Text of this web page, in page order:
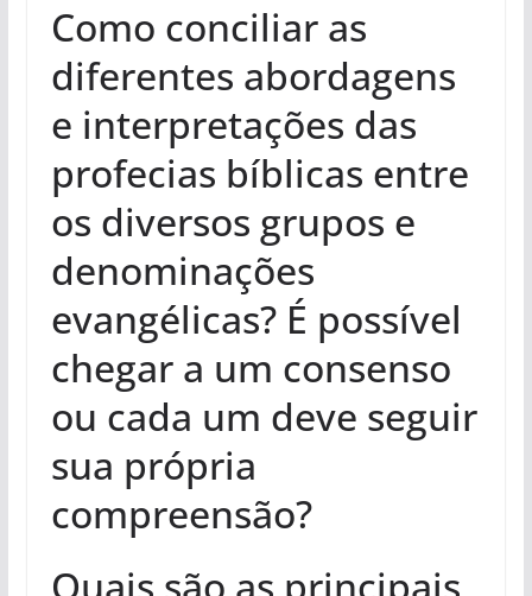
Como conciliar as
diferentes abordagens
e interpretações das
profecias bíblicas entre
os diversos grupos e
denominações
evangélicas? É possível
chegar a um consenso
ou cada um deve seguir
sua própria
compreensão?